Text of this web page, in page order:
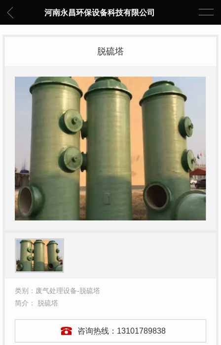
河南永昌环保设备科技有限公司
脱硫塔
类别：废气处理设备-脱硫塔
简介： 脱硫塔
咨询热线： 13101789838